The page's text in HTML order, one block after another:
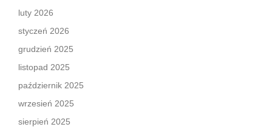
luty 2026
styczeń 2026
grudzień 2025
listopad 2025
październik 2025
wrzesień 2025
sierpień 2025